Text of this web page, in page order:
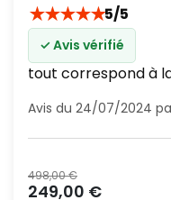
★★★★★5/5
✓ Avis vérifié
tout correspond à
Avis du 24/07/2024
Prix normal
498,00 €
Prix
249,00 €